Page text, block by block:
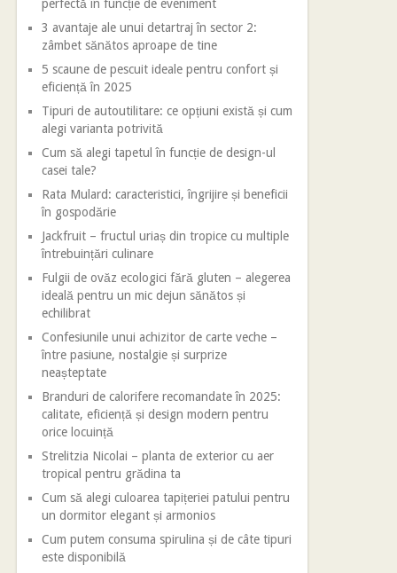
perfectă în funcție de eveniment
3 avantaje ale unui detartraj în sector 2:
zâmbet sănătos aproape de tine
5 scaune de pescuit ideale pentru confort și
eficiență în 2025
Tipuri de autoutilitare: ce opțiuni există și cum
alegi varianta potrivită
Cum să alegi tapetul în funcție de design-ul
casei tale?
Rata Mulard: caracteristici, îngrijire și beneficii
în gospodărie
Jackfruit – fructul uriaș din tropice cu multiple
întrebuințări culinare
Fulgii de ovăz ecologici fără gluten – alegerea
ideală pentru un mic dejun sănătos și
echilibrat
Confesiunile unui achizitor de carte veche –
între pasiune, nostalgie și surprize
neașteptate
Branduri de calorifere recomandate în 2025:
calitate, eficiență și design modern pentru
orice locuință
Strelitzia Nicolai – planta de exterior cu aer
tropical pentru grădina ta
Cum să alegi culoarea tapițeriei patului pentru
un dormitor elegant și armonios
Cum putem consuma spirulina și de câte tipuri
este disponibilă